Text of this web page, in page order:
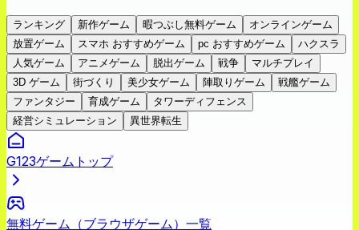
ランキング 新作ゲーム 暇つぶし無料ゲーム
オンラインゲーム
放置ゲーム
スマホ おすすめゲーム pc おすすめゲーム
ハクスラ
人気ゲーム
アニメゲーム 脱出ゲーム 戦争
マルチプレイ
3D ゲーム
街づくり 美少女ゲーム 陣取りゲーム
戦艦ゲーム
ファンタジー
育成ゲーム
タワーディフェンス
経営シミュレーション
異世界転生
G123ゲームトップ
無料ゲーム（ブラウザゲーム）一覧